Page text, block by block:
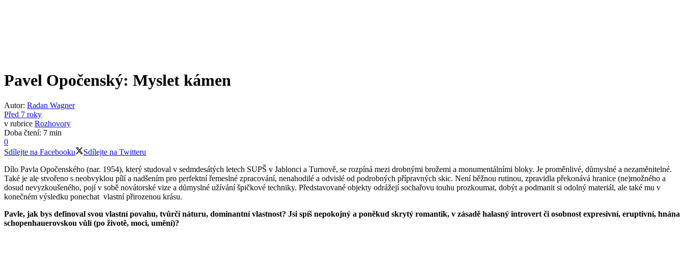
Pavel Opočenský: Myslet kámen
Autor: Radan Wagner
Před 7 roky
v rubrice Rozhovory
Doba čtení: 7 min
0
Sdílejte na Facebooku
Sdílejte na Twitteru
Dílo Pavla Opočenského (nar. 1954), který studoval v sedmdesátých letech SUPŠ v Jablonci a Turnově, se rozpíná mezi drobnými brožemi a monumentálními bloky. Je proměnlivé, důmyslné a nezaměnitelné.
Také je ale stvořeno s neobvyklou pílí a nadšením pro perfektní řemeslné zpracování, nenahodilé a odvislé od podrobných přípravných skic. Není běžnou rutinou, zpravidla překonává hranice (ne)možného a
dosud nevyzkoušeného, pojí v sobě novátorské vize a důmyslné užívání špičkové techniky. Představované objekty odrážejí sochařovu touhu prozkoumat, dobýt a podmanit si odolný materiál, ale také mu v
konečném výsledku ponechat vlastní přirozenou krásu.
Pavle, jak bys definoval svou vlastní povahu, tvůrčí náturu, dominantní vlastnost? Jsi spíš nepokojný a poněkud skrytý romantik, v zásadě halasný introvert či osobnost expresivní, eruptivní, hnána
schopenhauerovskou vůlí (po životě, moci, umění)?